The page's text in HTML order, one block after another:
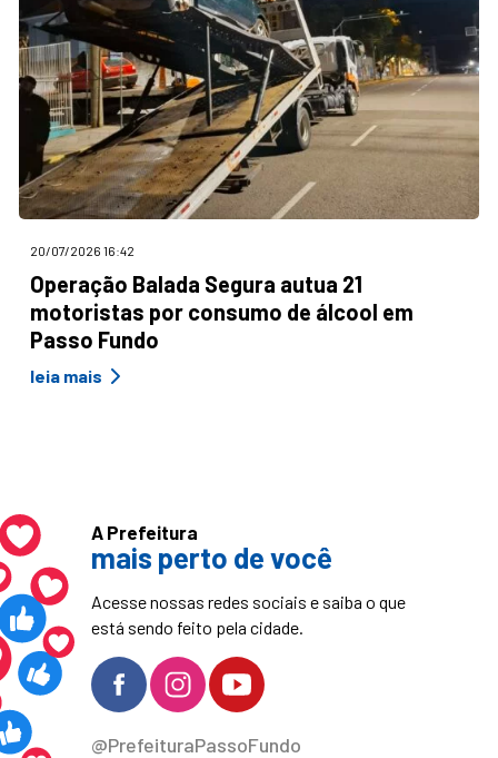
20/07/2026 16:42
Operação Balada Segura autua 21
motoristas por consumo de álcool em
Passo Fundo
leia mais
A Prefeitura
mais perto de você
Acesse nossas redes sociais e saiba o que
está sendo feito pela cidade.
@PrefeituraPassoFundo